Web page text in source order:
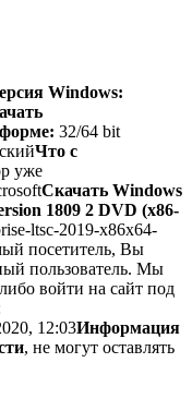
Windows:
32/64 bit
Что с
уже
Скачать Windows
1809 2 DVD (x86-
ltsc-2019-x86x64-
посетитель, Вы
пользователь. Мы
войти на сайт под
12:03Информация
, не могут оставлять